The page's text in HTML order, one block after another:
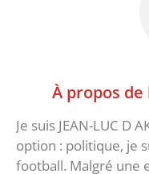
À propos
Je suis JEAN-LUC D
option : politique, je
football. Malgré une